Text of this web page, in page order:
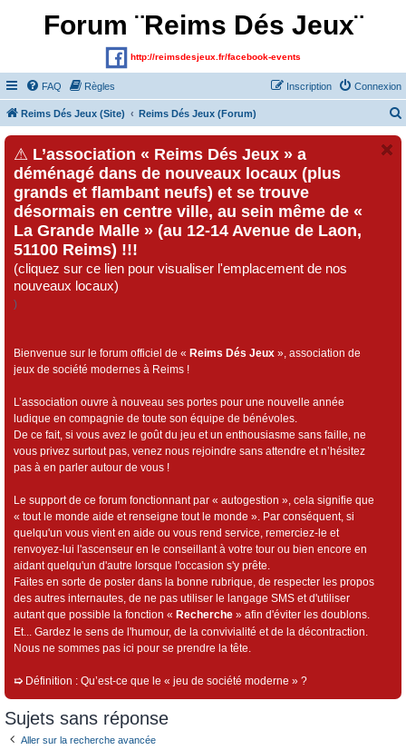
Forum ¨Reims Dés Jeux¨
http://reimsdesjeux.fr/facebook-events
FAQ Règles Connexion
Inscription
Reims Dés Jeux (Site) Reims Dés Jeux (Forum)
⚠ L’association « Reims Dés Jeux » a
déménagé dans de nouveaux locaux (plus
grands et flambant neufs) et se trouve
désormais en centre ville, au sein même de «
La Grande Malle » (au 12-14 Avenue de Laon,
51100 Reims) !!!
(cliquez sur ce lien pour visualiser l'emplacement de nos
nouveaux locaux)
)
Bienvenue sur le forum officiel de « Reims Dés Jeux », association de
jeux de société modernes à Reims !
L’association ouvre à nouveau ses portes pour une nouvelle année
ludique en compagnie de toute son équipe de bénévoles.
De ce fait, si vous avez le goût du jeu et un enthousiasme sans faille, ne
vous privez surtout pas, venez nous rejoindre sans attendre et n’hésitez
pas à en parler autour de vous !
Le support de ce forum fonctionnant par « autogestion », cela signifie que
« tout le monde aide et renseigne tout le monde ». Par conséquent, si
quelqu'un vous vient en aide ou vous rend service, remerciez-le et
renvoyez-lui l'ascenseur en le conseillant à votre tour ou bien encore en
aidant quelqu'un d'autre lorsque l'occasion s'y prête.
Faites en sorte de poster dans la bonne rubrique, de respecter les propos
des autres internautes, de ne pas utiliser le langage SMS et d'utiliser
autant que possible la fonction « Recherche » afin d'éviter les doublons.
Et... Gardez le sens de l'humour, de la convivialité et de la décontraction.
Nous ne sommes pas ici pour se prendre la tête.
➯ Définition : Qu’est-ce que le « jeu de société moderne » ?
Sujets sans réponse
Aller sur la recherche avancée